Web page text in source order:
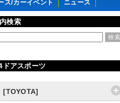
ス/カーイベント ニュース
検索
ドアスポーツ
[TOYOTA]